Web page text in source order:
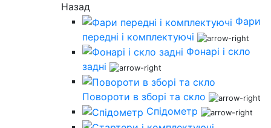
Назад
Фари
передні і комплектуючі
Фонарі і скло
задні
Повороти в зборі та скло
Спідометр